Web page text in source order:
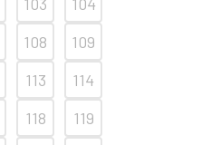
108
109
113
114
118
119